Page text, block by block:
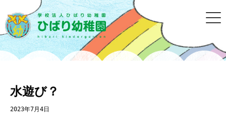
水遊び？
2023年7月4日